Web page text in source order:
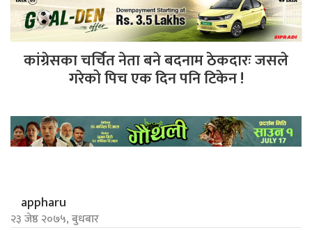
कांग्रेसका चर्चित नेता बने बदनाम ठेकदारः जसले
गरेको पिच एक दिन पनि टिकेन !
appharu
२३ जेष्ठ २०७५, बुधबार